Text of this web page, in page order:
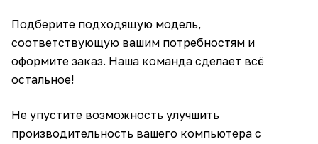
Подберите подходящую модель,
соответствующую вашим потребностям и
оформите заказ. Наша команда сделает всё
остальное!
Не упустите возможность улучшить
производительность вашего компьютера с